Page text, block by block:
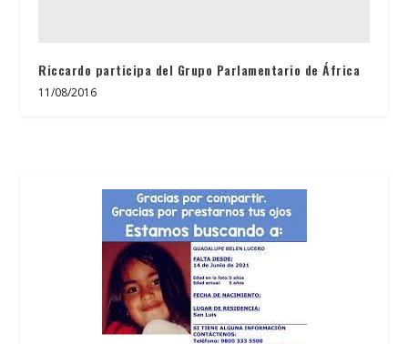
Riccardo participa del Grupo Parlamentario de África
11/08/2016